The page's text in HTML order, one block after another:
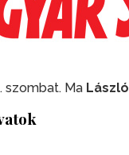
szombat. Ma László